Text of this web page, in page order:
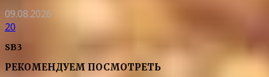
09.08.2026
20
SB3
РЕКОМЕНДУЕМ ПОСМОТРЕТЬ